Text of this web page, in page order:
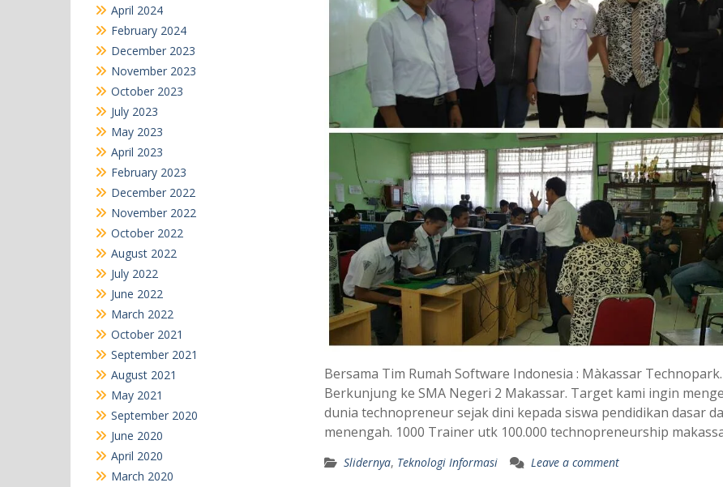
Bersama Tim Rumah Software Indonesia : Màkassar Technopark.
Berkunjung ke SMA Negeri 2 Makassar. Target kami ingin
dunia technopreneur sejak dini kepada siswa pendidikan dasar
menengah. 1000 Trainer utk 100.000 technopreneurship
Slidernya, Teknologi Informasi Leave a comment
April 2024
February 2024
December 2023
November 2023
October 2023
July 2023
May 2023
April 2023
February 2023
December 2022
November 2022
October 2022
August 2022
July 2022
June 2022
March 2022
October 2021
September 2021
August 2021
May 2021
September 2020
June 2020
April 2020
March 2020